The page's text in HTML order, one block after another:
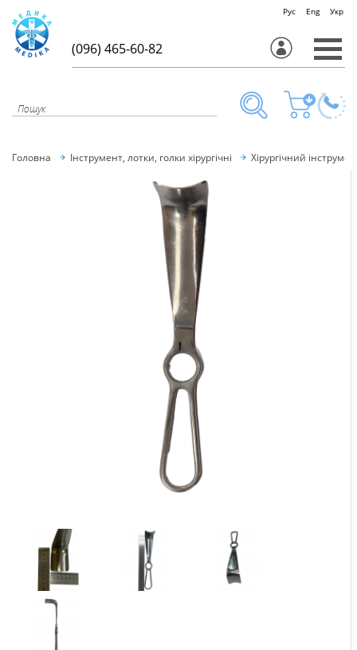
Рус Eng Укр
(096) 465-60-82
Головна Інструмент, лотки, голки хірургічні Хірургічний